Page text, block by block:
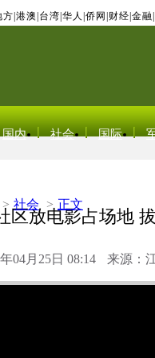
方 港澳 台湾 华人 侨网 财经 金融
国内 社会 国际
> 社会 > 正文
区放电影占场地
04月25日 08:14 来源：